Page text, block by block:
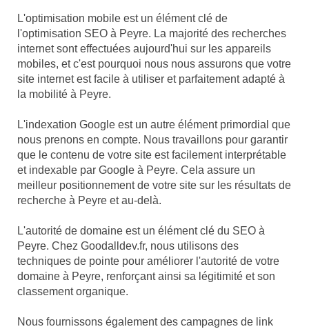
L'optimisation mobile est un élément clé de
l'optimisation SEO à Peyre. La majorité des recherches
internet sont effectuées aujourd'hui sur les appareils
mobiles, et c'est pourquoi nous nous assurons que votre
site internet est facile à utiliser et parfaitement adapté à
la mobilité à Peyre.
L'indexation Google est un autre élément primordial que
nous prenons en compte. Nous travaillons pour garantir
que le contenu de votre site est facilement interprétable
et indexable par Google à Peyre. Cela assure un
meilleur positionnement de votre site sur les résultats de
recherche à Peyre et au-delà.
L'autorité de domaine est un élément clé du SEO à
Peyre. Chez Goodalldev.fr, nous utilisons des
techniques de pointe pour améliorer l'autorité de votre
domaine à Peyre, renforçant ainsi sa légitimité et son
classement organique.
Nous fournissons également des campagnes de link